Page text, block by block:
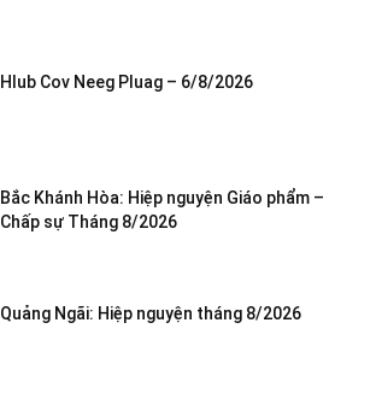
Hlub Cov Neeg Pluag – 6/8/2026
Bắc Khánh Hòa: Hiệp nguyện Giáo phẩm –
Chấp sự Tháng 8/2026
Quảng Ngãi: Hiệp nguyện tháng 8/2026